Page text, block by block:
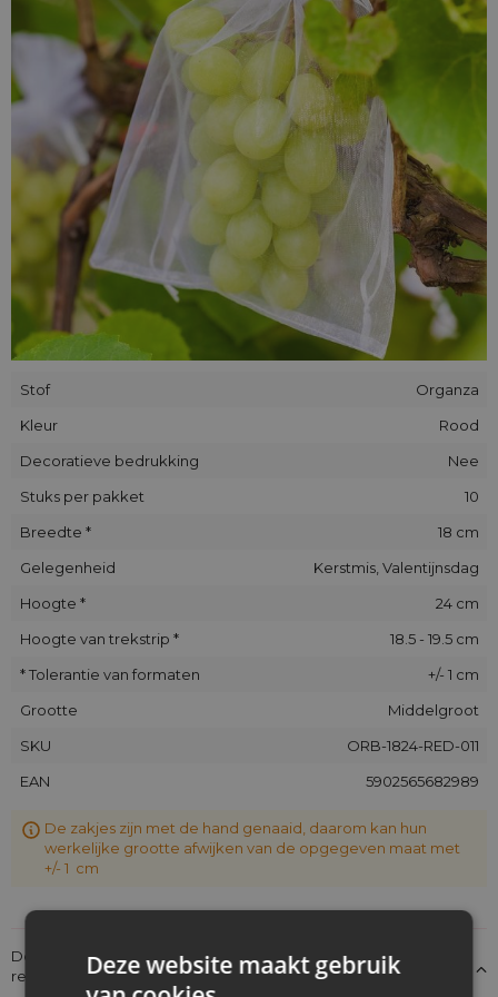
We kunnen eveneens bedrukte zakjes vervaardigen waarbij
jouw logo rechtstreeks op het materiaal komt - je hoeft
slechts contact met ons op te nemen.
Stof
Organza
Kleur
Rood
Decoratieve bedrukking
Nee
Stuks per pakket
10
Breedte *
18 cm
Gelegenheid
Kerstmis, Valentijnsdag
Hoogte *
24 cm
Hoogte van trekstrip *
18.5 - 19.5 cm
* Tolerantie van formaten
+/- 1 cm
Grootte
Middelgroot
SKU
ORB-1824-RED-011
EAN
5902565682989
De zakjes zijn met de hand genaaid, daarom kan hun
werkelijke grootte afwijken van de opgegeven maat met
+/- 1 cm
Details over de conformiteit van het product met de
regelgeving: Productverantwoordelijkheid
Deze website maakt gebruik